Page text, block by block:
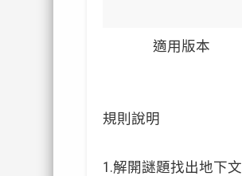
適用版本
規則說明
1.解開謎題找出地下文